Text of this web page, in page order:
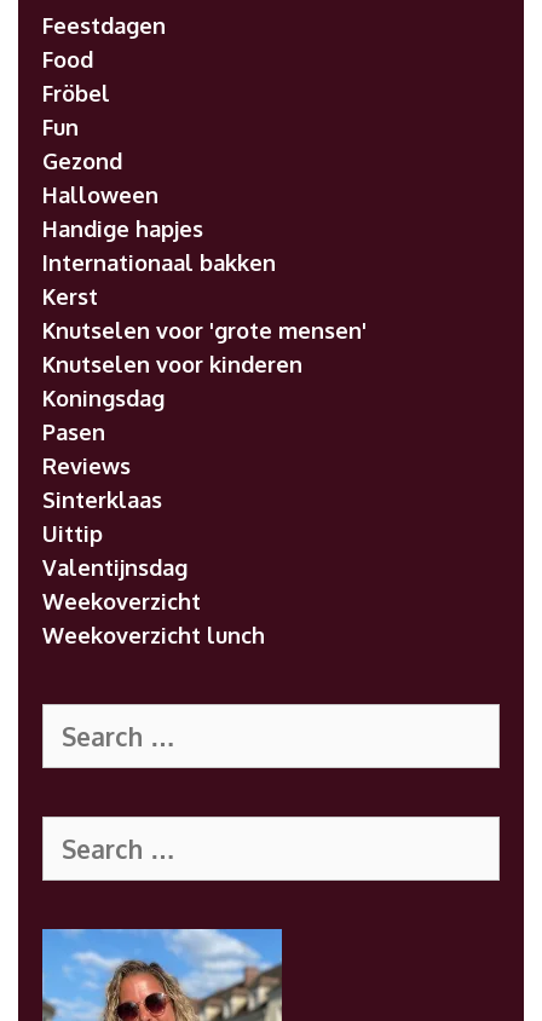
Feestdagen
Food
Fröbel
Fun
Gezond
Halloween
Handige hapjes
Internationaal bakken
Kerst
Knutselen voor 'grote mensen'
Knutselen voor kinderen
Koningsdag
Pasen
Reviews
Sinterklaas
Uittip
Valentijnsdag
Weekoverzicht
Weekoverzicht lunch
for:
for: